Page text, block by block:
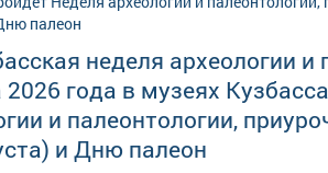
неделя археологии
2026 года в музеях
и палеонтологии,
и Дню палеон